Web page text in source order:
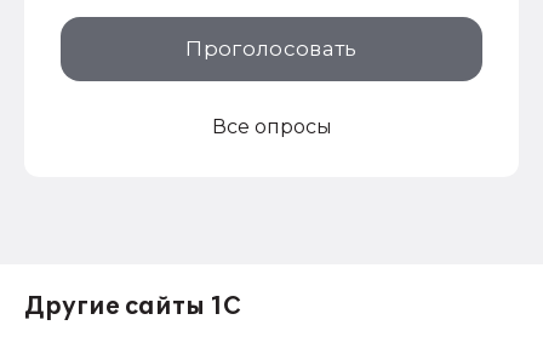
Проголосовать
Все опросы
Другие сайты 1С